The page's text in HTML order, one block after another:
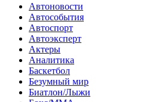
Автоновости
Автособытия
Автоспорт
Автоэксперт
Актеры
Аналитика
Баскетбол
Безумный мир
Биатлон/Лыжи